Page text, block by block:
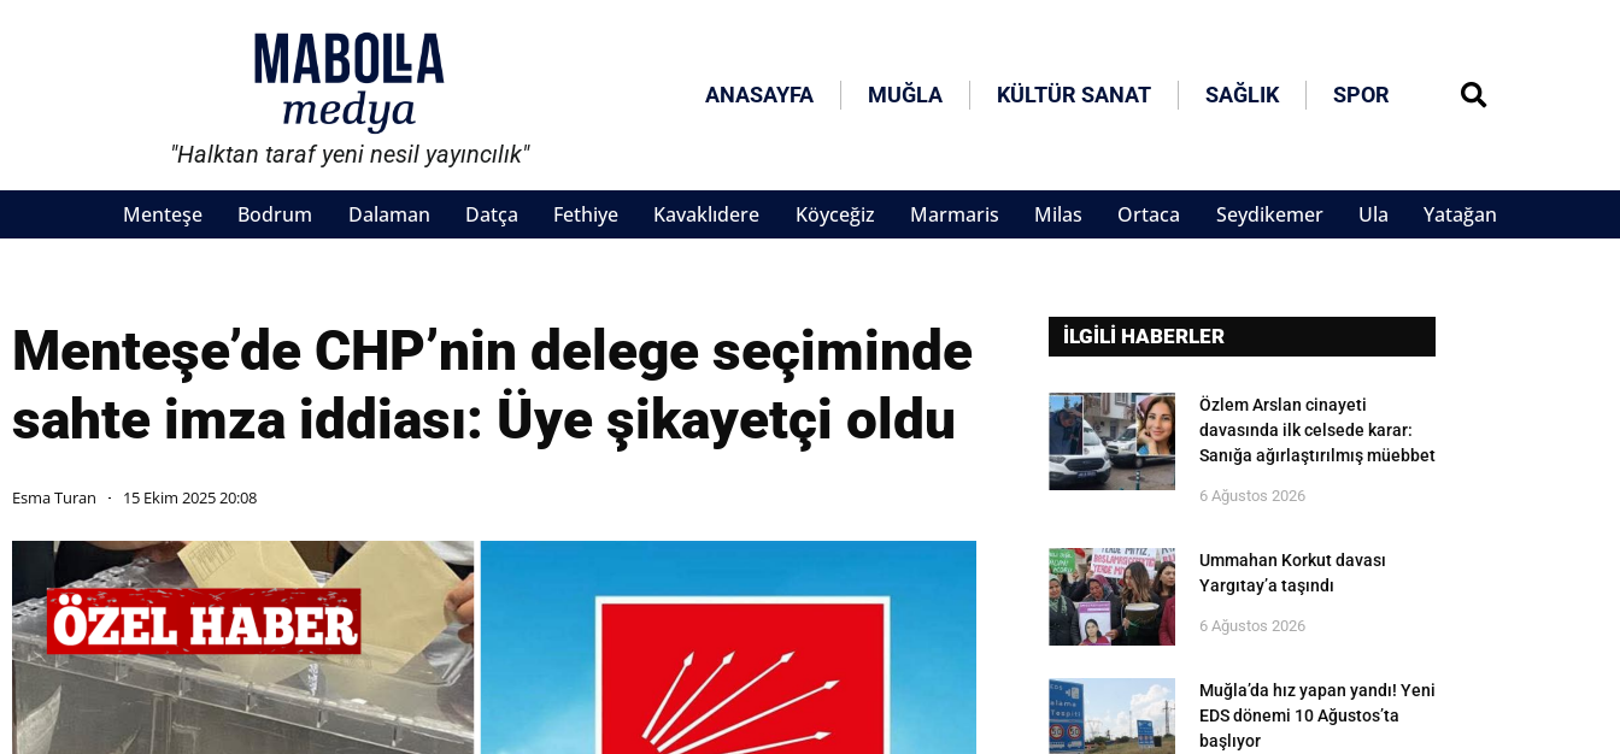
"Halktan taraf yeni nesil yayıncılık"
ANASAYFA MUĞLA KÜLTÜR SANAT SAĞLIK SPOR
Menteşe Bodrum Dalaman Datça Fethiye Kavaklıdere Köyceğiz Marmaris Milas Ortaca Seydikemer Ula Yatağan
Menteşe’de CHP’nin delege seçiminde
sahte imza iddiası: Üye şikayetçi oldu
Esma Turan 15 Ekim 2025 20:08
İLGİLİ HABERLER
Özlem Arslan cinayeti
davasında ilk celsede karar:
Sanığa ağırlaştırılmış müebbet
6 Ağustos 2026
Ummahan Korkut davası
Yargıtay’a taşındı
6 Ağustos 2026
Muğla’da hız yapan yandı! Yeni
EDS dönemi 10 Ağustos’ta
başlıyor